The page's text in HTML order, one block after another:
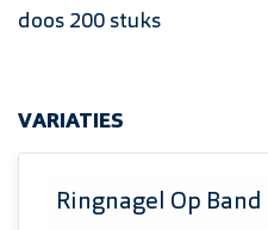
doos 200 stuks
VARIATIES
Ringnagel Op Band